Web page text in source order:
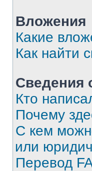
Вложения
Какие
Как найти
Сведения
Кто
Почему
С кем
или
Перевод